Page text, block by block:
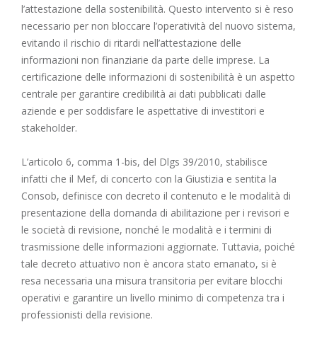
l’attestazione della sostenibilità. Questo intervento si è reso
necessario per non bloccare l’operatività del nuovo sistema,
evitando il rischio di ritardi nell’attestazione delle
informazioni non finanziarie da parte delle imprese. La
certificazione delle informazioni di sostenibilità è un aspetto
centrale per garantire credibilità ai dati pubblicati dalle
aziende e per soddisfare le aspettative di investitori e
stakeholder.
L’articolo 6, comma 1-bis, del Dlgs 39/2010, stabilisce
infatti che il Mef, di concerto con la Giustizia e sentita la
Consob, definisce con decreto il contenuto e le modalità di
presentazione della domanda di abilitazione per i revisori e
le società di revisione, nonché le modalità e i termini di
trasmissione delle informazioni aggiornate. Tuttavia, poiché
tale decreto attuativo non è ancora stato emanato, si è
resa necessaria una misura transitoria per evitare blocchi
operativi e garantire un livello minimo di competenza tra i
professionisti della revisione.